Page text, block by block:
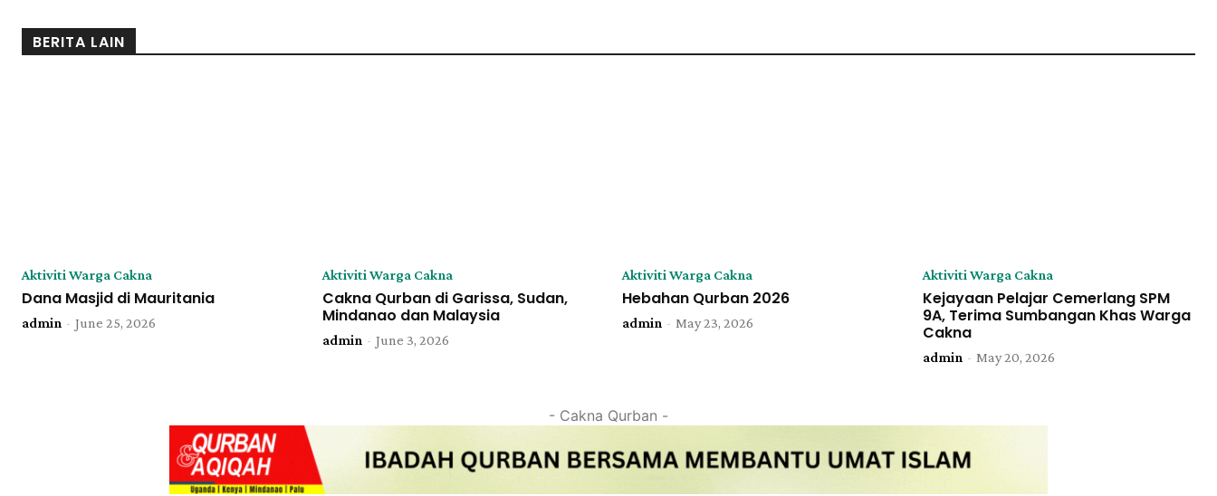
BERITA LAIN
Aktiviti Warga Cakna
Dana Masjid di Mauritania
admin - June 25, 2026
Aktiviti Warga Cakna
Cakna Qurban di Garissa, Sudan,
Mindanao dan Malaysia
admin - June 3, 2026
Aktiviti Warga Cakna
Hebahan Qurban 2026
admin - May 23, 2026
Aktiviti Warga Cakna
Kejayaan Pelajar Cemerlang SPM
9A, Terima Sumbangan Khas Warga
Cakna
admin - May 20, 2026
- Cakna Qurban -